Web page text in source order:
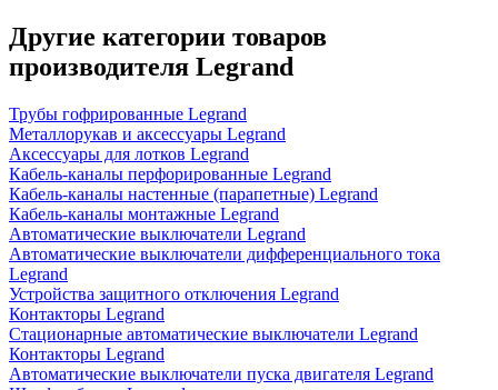
Другие категории товаров
производителя Legrand
Трубы гофрированные Legrand
Металлорукав и аксессуары Legrand
Аксессуары для лотков Legrand
Кабель-каналы перфорированные Legrand
Кабель-каналы настенные (парапетные) Legrand
Кабель-каналы монтажные Legrand
Автоматические выключатели Legrand
Автоматические выключатели дифференциального тока
Legrand
Устройства защитного отключения Legrand
Контакторы Legrand
Стационарные автоматические выключатели Legrand
Контакторы Legrand
Автоматические выключатели пуска двигателя Legrand